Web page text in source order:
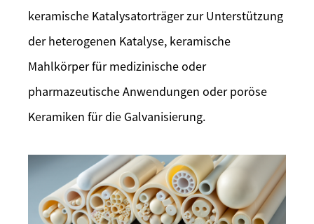
keramische Katalysatorträger zur Unterstützung
der heterogenen Katalyse, keramische
Mahlkörper für medizinische oder
pharmazeutische Anwendungen oder poröse
Keramiken für die Galvanisierung.